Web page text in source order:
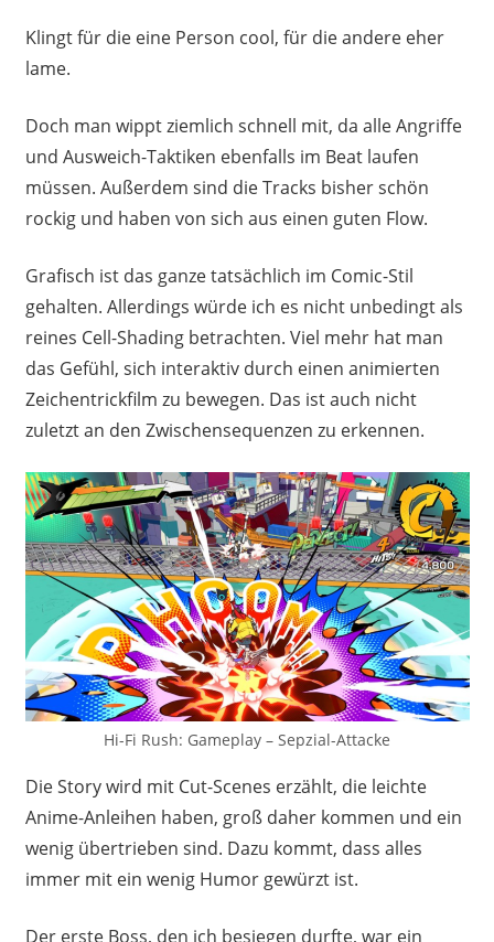
Klingt für die eine Person cool, für die andere eher
lame.
Doch man wippt ziemlich schnell mit, da alle Angriffe
und Ausweich-Taktiken ebenfalls im Beat laufen
müssen. Außerdem sind die Tracks bisher schön
rockig und haben von sich aus einen guten Flow.
Grafisch ist das ganze tatsächlich im Comic-Stil
gehalten. Allerdings würde ich es nicht unbedingt als
reines Cell-Shading betrachten. Viel mehr hat man
das Gefühl, sich interaktiv durch einen animierten
Zeichentrickfilm zu bewegen. Das ist auch nicht
zuletzt an den Zwischensequenzen zu erkennen.
Hi-Fi Rush: Gameplay – Sepzial-Attacke
Die Story wird mit Cut-Scenes erzählt, die leichte
Anime-Anleihen haben, groß daher kommen und ein
wenig übertrieben sind. Dazu kommt, dass alles
immer mit ein wenig Humor gewürzt ist.
Der erste Boss, den ich besiegen durfte, war ein